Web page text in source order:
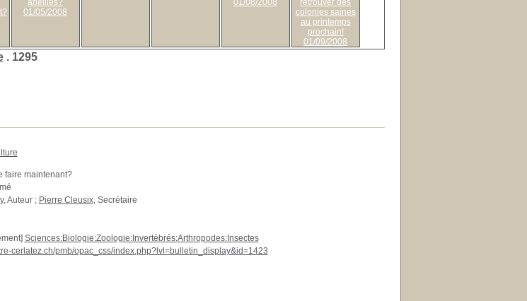
abeilles?
01/05/2008
01/08/2008
retrouver des
colonies saines
au printemps
prochain!
01/09/2008
. 1295
faire maintenant?
, Auteur ; Pierre Cleusix, Secrétaire
Sciences:Biologie:Zoologie:Invertébrés:Arthropodes:Insectes
cerlatez.ch/pmb/opac_css/index.php?lvl=bulletin_display&id=1423